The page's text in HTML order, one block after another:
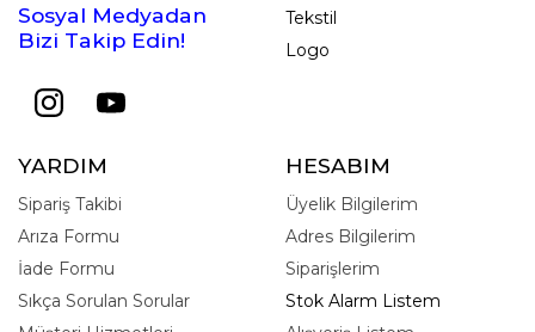
Sosyal Medyadan
Bizi Takip Edin!
Tekstil
Logo
YARDIM
Sipariş Takibi
Arıza Formu
İade Formu
Sıkça Sorulan Sorular
HESABIM
Üyelik Bilgilerim
Adres Bilgilerim
Siparişlerim
Stok Alarm Listem